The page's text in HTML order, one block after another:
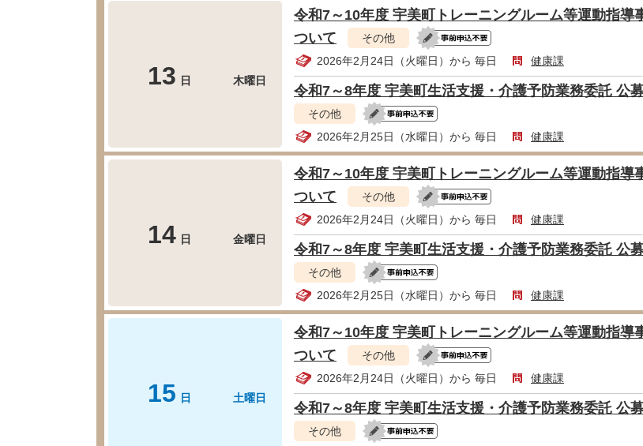
13 日 木曜日
令和7～10年度 宇美町トレーニングルーム等運動指
ついて
その他
2026年2月24日（火曜日）から 毎日
健康課
令和7～8年度 宇美町生活支援・介護予防業務委託 公
その他
2026年2月25日（水曜日）から 毎日
健康課
14 日 金曜日
令和7～10年度 宇美町トレーニングルーム等運動指
ついて
その他
2026年2月24日（火曜日）から 毎日
健康課
令和7～8年度 宇美町生活支援・介護予防業務委託 公
その他
2026年2月25日（水曜日）から 毎日
健康課
15 日 土曜日
令和7～10年度 宇美町トレーニングルーム等運動指
ついて
その他
2026年2月24日（火曜日）から 毎日
健康課
令和7～8年度 宇美町生活支援・介護予防業務委託 公
その他